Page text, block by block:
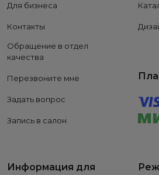
Для бизнеса
Контакты
Обращение в отдел
качества
Перезвоните мне
Задать вопрос
Запись в салон
Информация для